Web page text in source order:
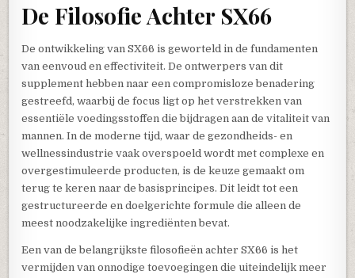
De Filosofie Achter SX66
De ontwikkeling van SX66 is geworteld in de fundamenten
van eenvoud en effectiviteit. De ontwerpers van dit
supplement hebben naar een compromisloze benadering
gestreefd, waarbij de focus ligt op het verstrekken van
essentiële voedingsstoffen die bijdragen aan de vitaliteit van
mannen. In de moderne tijd, waar de gezondheids- en
wellnessindustrie vaak overspoeld wordt met complexe en
overgestimuleerde producten, is de keuze gemaakt om
terug te keren naar de basisprincipes. Dit leidt tot een
gestructureerde en doelgerichte formule die alleen de
meest noodzakelijke ingrediënten bevat.
Een van de belangrijkste filosofieën achter SX66 is het
vermijden van onnodige toevoegingen die uiteindelijk meer